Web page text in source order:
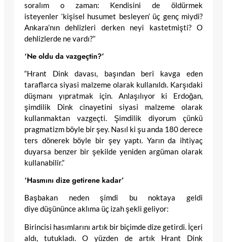
soralım o zaman: Kendisini de öldürmek
isteyenler ‘kişisel husumet besleyen’ üç genç miydi?
Ankara’nın dehlizleri derken neyi kastetmişti? O
dehlizlerde ne vardı?”
‘Ne oldu da vazgeçtin?’
“Hrant Dink davası, başından beri kavga eden
taraflarca siyasi malzeme olarak kullanıldı. Karşıdaki
düşmanı yıpratmak için. Anlaşılıyor ki Erdoğan,
şimdilik Dink cinayetini siyasi malzeme olarak
kullanmaktan vazgeçti. Şimdilik diyorum çünkü
pragmatizm böyle bir şey. Nasıl ki şu anda 180 derece
ters dönerek böyle bir şey yaptı. Yarın da ihtiyaç
duyarsa benzer bir şekilde yeniden argüman olarak
kullanabilir.”
‘Hasmını dize getirene kadar’
Başbakan neden şimdi bu noktaya geldi
diye düşününce aklıma üç izah şekli geliyor:
Birincisi hasımlarını artık bir biçimde dize getirdi. İçeri
aldı, tutukladı. O yüzden de artık Hrant Dink